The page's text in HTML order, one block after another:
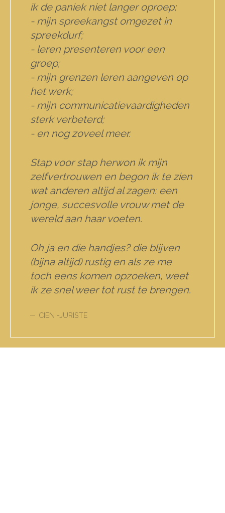
ik de paniek niet langer oproep;
- mijn spreekangst omgezet in
spreekdurf;
- leren presenteren voor een
groep;
- mijn grenzen leren aangeven op
het werk;
- mijn communicatievaardigheden
sterk verbeterd;
- en nog zoveel meer.
Stap voor stap herwon ik mijn
zelfvertrouwen en begon ik te zien
wat anderen altijd al zagen: een
jonge, succesvolle vrouw met de
wereld aan haar voeten.
Oh ja en die handjes? die blijven
(bijna altijd) rustig en als ze me
toch eens komen opzoeken, weet
ik ze snel weer tot rust te brengen.
CIEN -JURISTE